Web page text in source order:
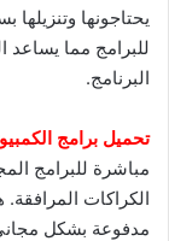
يحتاجونها
للبرامج مما
البرنامج.
تحميل برامج
مباشرة للبرامج
الكراكات
مدفوعة بشكل